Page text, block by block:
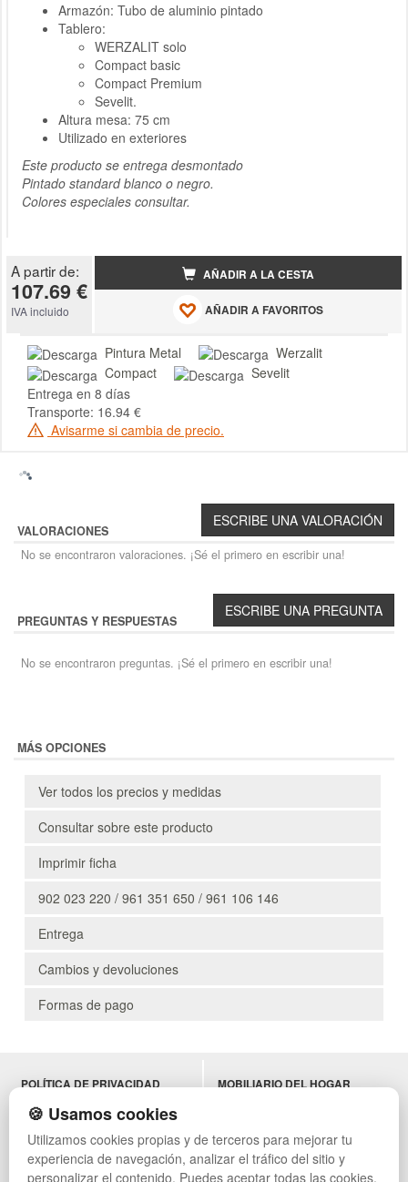
Armazón: Tubo de aluminio pintado
Tablero:
WERZALIT solo
Compact basic
Compact Premium
Sevelit.
Altura mesa: 75 cm
Utilizado en exteriores
Este producto se entrega desmontado
Pintado standard blanco o negro.
Colores especiales consultar.
A partir de:
107.69 €
IVA incluido
AÑADIR A LA CESTA
AÑADIR A FAVORITOS
Pintura Metal
Werzalit
Compact
Sevelit
Entrega en 8 días
Transporte: 16.94 €
Avisarme si cambia de precio.
VALORACIONES
No se encontraron valoraciones. ¡Sé el primero en escribir una!
PREGUNTAS Y RESPUESTAS
No se encontraron preguntas. ¡Sé el primero en escribir una!
MÁS OPCIONES
Ver todos los precios y medidas
Consultar sobre este producto
Imprimir ficha
902 023 220 / 961 351 650 / 961 106 146
Entrega
Cambios y devoluciones
Formas de pago
POLÍTICA DE PRIVACIDAD
CAMBIOS Y DEVOLUCIONES
CONTACTO
QUIENES SOMOS
MAPA WEB
MOBILIARIO DEL HOGAR
MUEBLES VINTAGE
TERRAZAS CON PALETS
NADADORES
🍪 Usamos cookies
Utilizamos cookies propias y de terceros para mejorar tu
experiencia de navegación, analizar el tráfico del sitio y
personalizar el contenido. Puedes aceptar todas las cookies,